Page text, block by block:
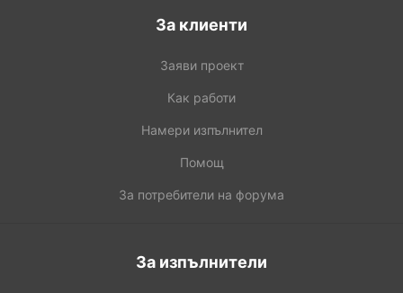
За клиенти
Заяви проект
Как работи
Намери изпълнител
Помощ
За потребители на форума
За изпълнители